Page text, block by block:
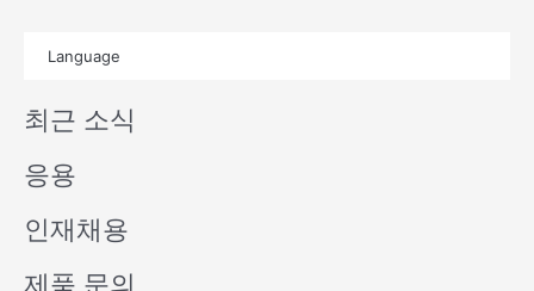
u
e
i
n
Language
최근 소식
응용
인재채용
제품 문의